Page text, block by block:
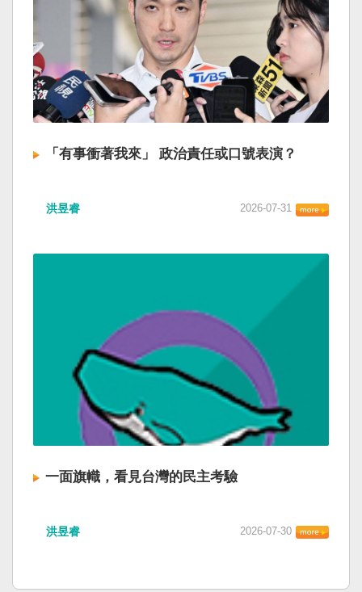
「有事衝著我來」 政治責任或口號表演？
洪昱睿 2026-07-31
一面旗幟，看見台灣的民主考驗
洪昱睿 2026-07-30